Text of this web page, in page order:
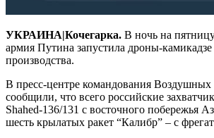
УКРАИНА|Кочегарка. В ночь на
армия Путина запустила дроны-камикадзе
производства.
В пресс-центре командования
сообщили, что всего российские
Shahed-136/131 с восточного побережья
шесть крылатых ракет “Калибр” – с